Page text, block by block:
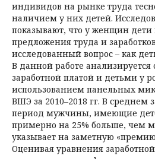
индивидов на рынке труда
наличием у них детей.
показывают, что у женщин
предложения труда и
исследованный вопрос – как
В данной работе анализируется
заработной платой и детьми у
использованием панельных
ВШЭ за 2010–2018 гг. В среднем
период мужчины, имеющие
примерно на 25% больше, чем
указывает на заметную
Оценивая уравнения